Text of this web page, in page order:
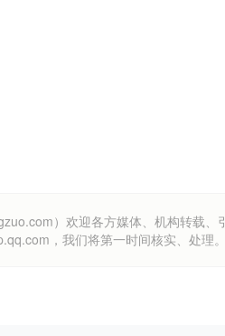
）欢迎各方媒体、机构转载
，我们将第一时间核实、处理